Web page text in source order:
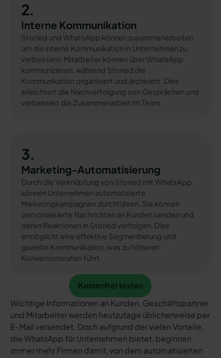
2.
Interne Kommunikation
Storied und WhatsApp können zusammenarbeiten,
um die interne Kommunikation in Unternehmen zu
verbessern. Mitarbeiter können über WhatsApp
kommunizieren, während Storied die
Kommunikation organisiert und archiviert. Dies
erleichtert die Nachverfolgung von Gesprächen und
verbessert die Zusammenarbeit im Team.
3.
Marketing-Automatisierung
Durch die Verknüpfung von Storied mit WhatsApp
können Unternehmen automatisierte
Marketingkampagnen durchführen. Sie können
personalisierte Nachrichten an Kunden senden und
deren Reaktionen in Storied verfolgen. Dies
ermöglicht eine effektive Segmentierung und
gezielte Kommunikation, was zu höheren
Konversionsraten führt.
Kostenfrei testen
Kostenfrei testen
Wichtige Informationen an Kunden, Geschäftspartner
und Mitarbeiter werden heutzutage üblicherweise per
E-Mail versendet. Doch aufgrund der vielen Vorteile,
die WhatsApp für Unternehmen bietet, beginnen
immer mehr Firmen damit, von dem automatisierten